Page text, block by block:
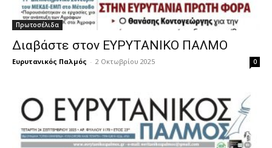
Πρωτοσέλιδα
Διαβάστε στον ΕΥΡΥΤΑΝΙΚΟ ΠΑΛΜΟ
Ευρυτανικός Παλμός - 2 Οκτωβρίου 2025 0